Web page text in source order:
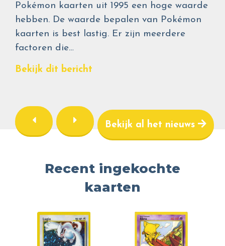
Pokémon kaarten uit 1995 een hoge waarde
hebben. De waarde bepalen van Pokémon
kaarten is best lastig. Er zijn meerdere
factoren die…
Bekijk dit bericht
Bekijk al het nieuws
Recent ingekochte
kaarten